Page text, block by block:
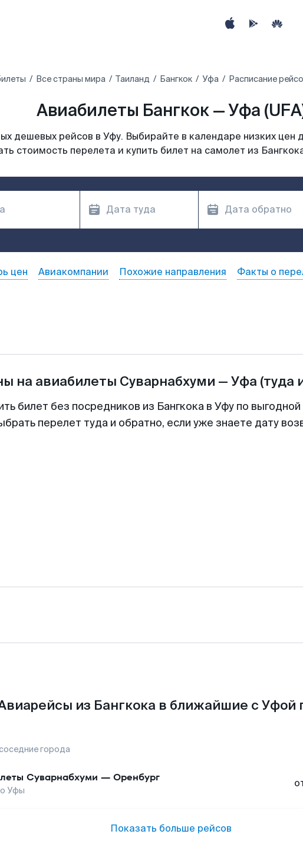
Все страны мира Таиланд Бангкок Уфа Расписание
Авиабилеты Бангкок — Уфа
дешевых рейсов в Уфу. Выбирайте в календаре низких цен
стоимость перелета и купить билет на самолет из
цен Авиакомпании Похожие направления Факты о
на авиабилеты Суварнабхуми — Уфа (туда
билет без посредников из Бангкока в Уфу по
перелет туда и обратно, если уже знаете дату
из Бангкока в ближайшие с Уфой
города
Суварнабхуми — Оренбург
Уфы
Показать больше рейсов